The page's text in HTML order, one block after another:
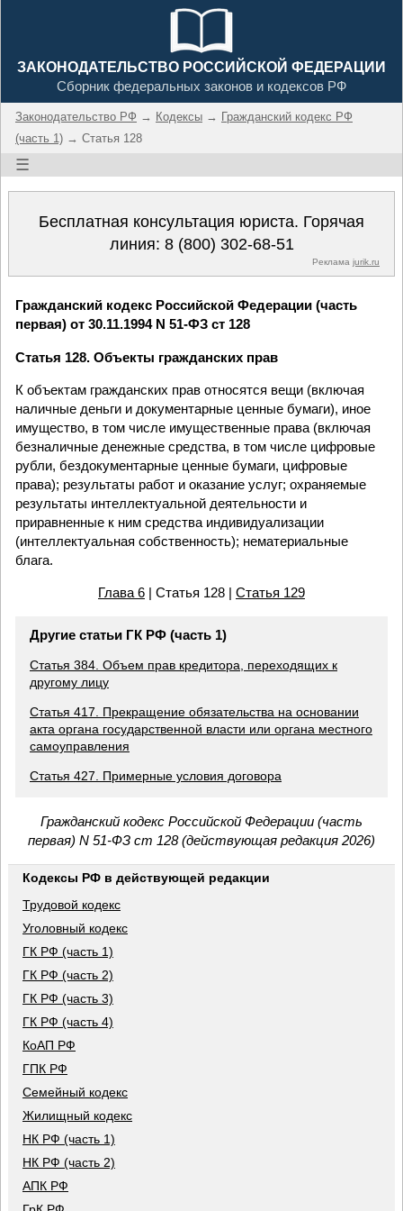
ЗАКОНОДАТЕЛЬСТВО РОССИЙСКОЙ ФЕДЕРАЦИИ
Сборник федеральных законов и кодексов РФ
Законодательство РФ → Кодексы → Гражданский кодекс РФ
(часть 1) → Статья 128
☰
Бесплатная консультация юриста. Горячая
линия: 8 (800) 302-68-51
Реклама jurik.ru
Гражданский кодекс Российской Федерации (часть
первая) от 30.11.1994 N 51-ФЗ ст 128
Статья 128. Объекты гражданских прав
К объектам гражданских прав относятся вещи (включая
наличные деньги и документарные ценные бумаги), иное
имущество, в том числе имущественные права (включая
безналичные денежные средства, в том числе цифровые
рубли, бездокументарные ценные бумаги, цифровые
права); результаты работ и оказание услуг; охраняемые
результаты интеллектуальной деятельности и
приравненные к ним средства индивидуализации
(интеллектуальная собственность); нематериальные
блага.
Глава 6| Статья 128 | Статья 129
Другие статьи ГК РФ (часть 1)
Статья 384. Объем прав кредитора, переходящих к
другому лицу
Статья 417. Прекращение обязательства на основании
акта органа государственной власти или органа местного
самоуправления
Статья 427. Примерные условия договора
Гражданский кодекс Российской Федерации (часть
первая) N 51-ФЗ ст 128 (действующая редакция 2026)
Кодексы РФ в действующей редакции
Трудовой кодекс
Уголовный кодекс
ГК РФ (часть 1)
ГК РФ (часть 2)
ГК РФ (часть 3)
ГК РФ (часть 4)
КоАП РФ
ГПК РФ
Семейный кодекс
Жилищный кодекс
НК РФ (часть 1)
НК РФ (часть 2)
АПК РФ